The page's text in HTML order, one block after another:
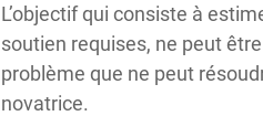
L’objectif qui consiste à
soutien requises, ne peut
problème que ne peut
novatrice.